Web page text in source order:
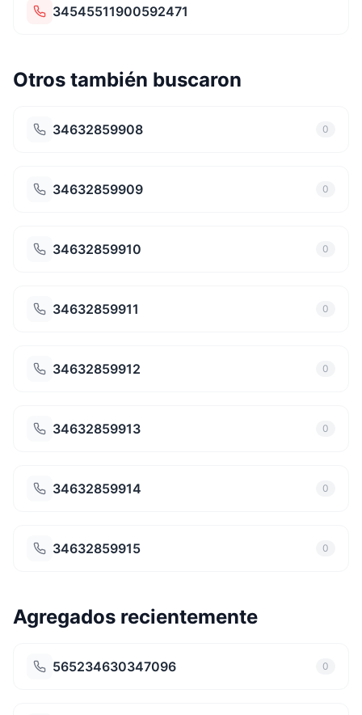
34545511900592471
Otros también buscaron
34632859908 0
34632859909 0
34632859910 0
34632859911 0
34632859912 0
34632859913 0
34632859914 0
34632859915 0
Agregados recientemente
565234630347096 0